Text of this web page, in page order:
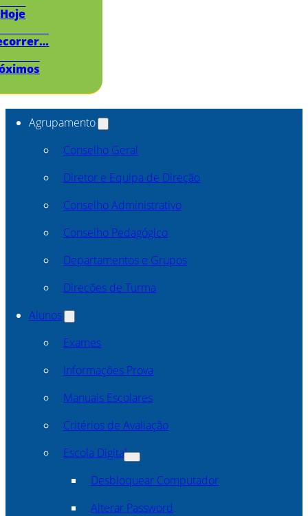
Hoje
Agrupamento
Conselho Geral
Diretor e Equipa de Direção
Conselho Administrativo
Conselho Pedagógico
Departamentos e Grupos
Direcões de Turma
Alunos
Exames
Informações Prova
Manuais Escolares
Critérios de Avaliação
Escola Digital
Desbloquear Computador
Alterar Password